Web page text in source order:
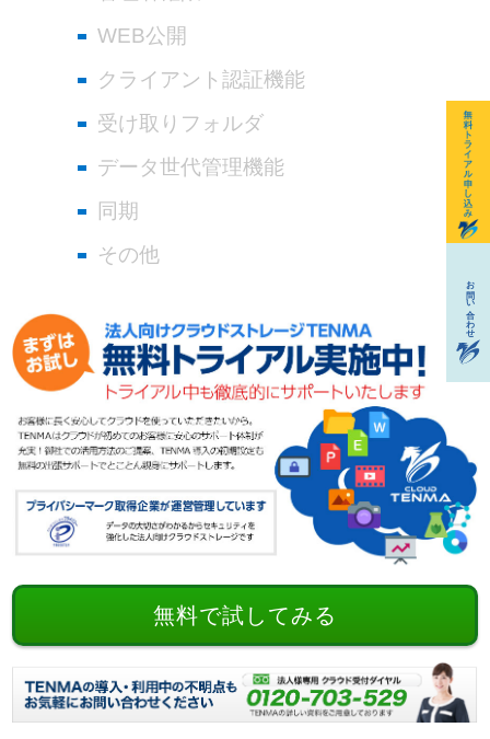
WEB公開
クライアント認証機能
受け取りフォルダ
データ世代管理機能
同期
その他
無料で試してみる